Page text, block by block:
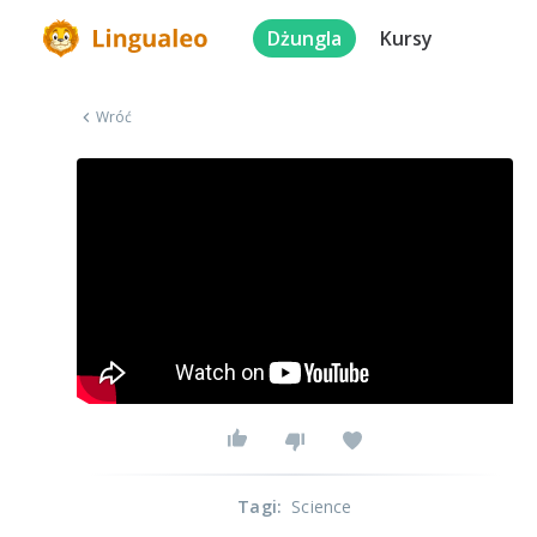
Dżungla Kursy
Wróć
Tagi: Science